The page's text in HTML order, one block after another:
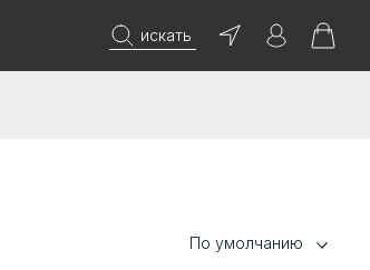
искать
По умолчанию